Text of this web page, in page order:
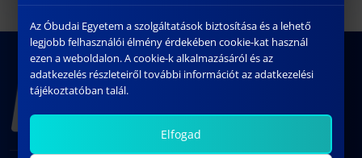
Az Óbudai Egyetem a szolgáltatások biztosítása és a lehető
legjobb felhasználói élmény érdekében cookie-kat használ
ezen a weboldalon. A cookie-k alkalmazásáról és az
adatkezelés részleteiről további információt az adatkezelési
tájékoztatóban talál.
Elfogad